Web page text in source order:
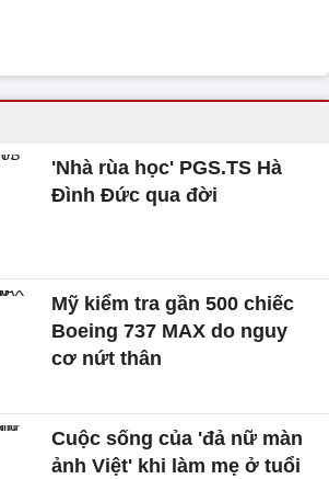
'Nhà rùa học' PGS.TS Hà
Đình Đức qua đời
Mỹ kiểm tra gần 500 chiếc
Boeing 737 MAX do nguy
cơ nứt thân
Cuộc sống của 'đả nữ màn
ảnh Việt' khi làm mẹ ở tuổi